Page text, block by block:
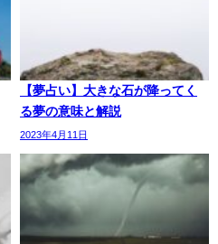
【夢占い】大きな石が降ってく
る夢の意味と解説
2023年4月11日